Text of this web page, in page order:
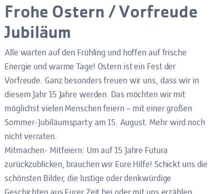
Frohe Ostern / Vorfreude
Jubiläum
Alle warten auf den Frühling und hoffen auf frische
Energie und warme Tage! Ostern ist ein Fest der
Vorfreude. Ganz besonders freuen wir uns, dass wir in
diesem Jahr 15 Jahre werden. Das möchten wir mit
möglichst vielen Menschen feiern – mit einer großen
Sommer-Jubiläumsparty am 15. August. Mehr wird noch
nicht verraten.
Mitmachen- Mitfeiern: Um auf 15 Jahre Futura
zurückzublicken, brauchen wir Eure Hilfe! Schickt uns die
schönsten Bilder, die lustige oder denkwürdige